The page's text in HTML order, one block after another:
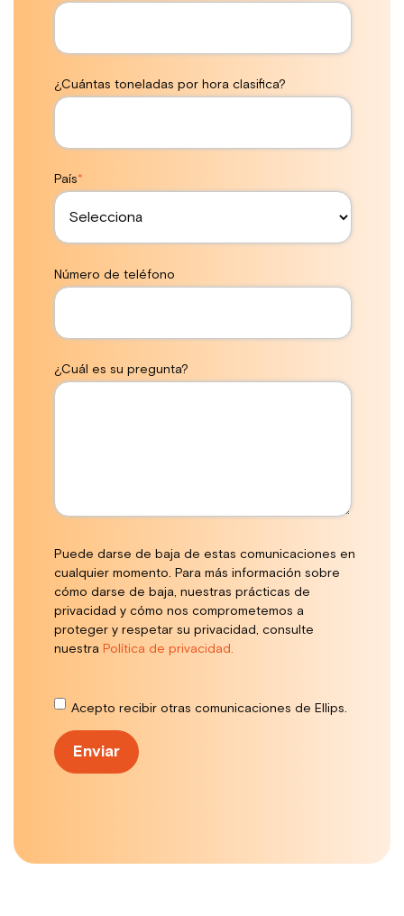
¿Cuántas toneladas por hora clasifica?
País*
Número de teléfono
¿Cuál es su pregunta?
Puede darse de baja de estas comunicaciones en
cualquier momento. Para más información sobre
cómo darse de baja, nuestras prácticas de
privacidad y cómo nos comprometemos a
proteger y respetar su privacidad, consulte
nuestra Política de privacidad.
Acepto recibir otras comunicaciones de Ellips.